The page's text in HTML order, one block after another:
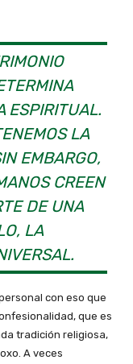
ESPIRITUAL.
LA
EMBARGO,
CREEN
DE UNA
LA
con eso que
que es
tradición religiosa,
A veces